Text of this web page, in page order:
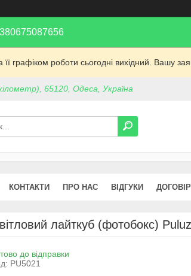
графіком роботи сьогодні вихідний. Вашу
65120, Одеса, Україна
КОНТАКТИ ПРО НАС ВІДГУКИ
лайткуб (фотобокс)
до відправки
PU5021